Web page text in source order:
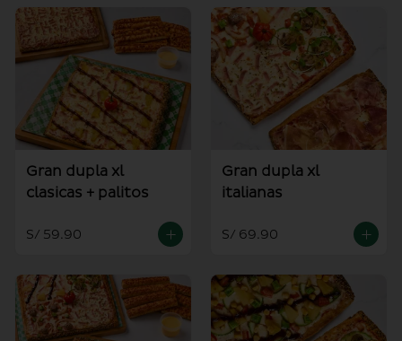
Gran dupla xl
clasicas + palitos
S/ 59.90
Gran dupla xl
italianas
S/ 69.90